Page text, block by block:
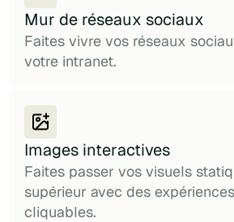
Mur de réseaux sociaux
Faites vivre vos réseaux
votre intranet.
Images interactives
Faites passer vos visuels
supérieur avec des
cliquables.